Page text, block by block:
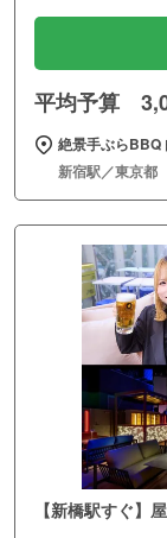
平均予算
絶景手ぶらBBQ
新宿駅／東京都
【新橋駅すぐ】